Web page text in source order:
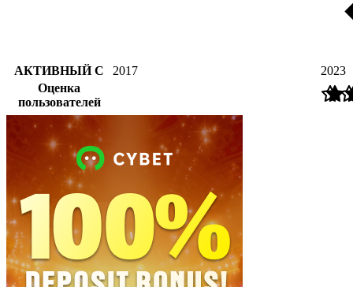
АКТИВНЫЙ С 2017
2023
Оценка
пользователей